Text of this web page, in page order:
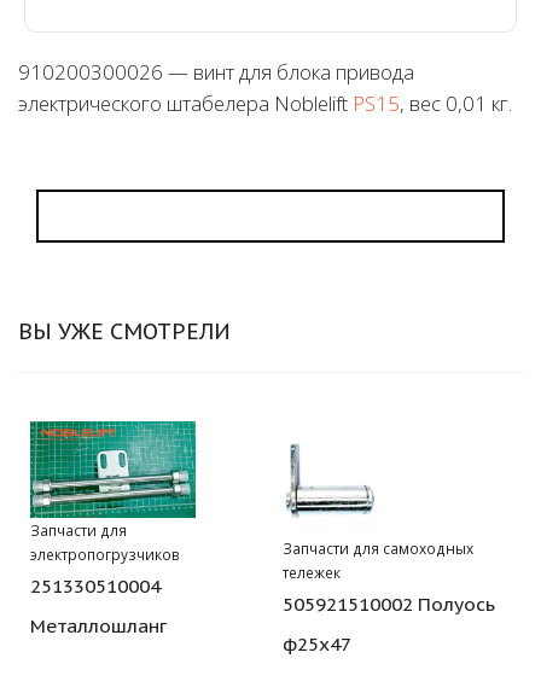
910200300026 — винт для блока привода
электрического штабелера Noblelift PS15, вес 0,01 кг.
ВЫ УЖЕ СМОТРЕЛИ
Запчасти для
электропогрузчиков
251330510004
Металлошланг
Запчасти для самоходных
тележек
505921510002 Полуось
ф25х47